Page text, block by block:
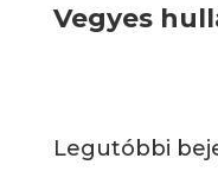
Vegyes
Legutóbbi